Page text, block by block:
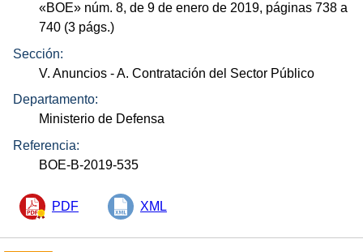
«BOE» núm. 8, de 9 de enero de 2019, páginas 738 a
740 (3 págs.)
Sección:
V. Anuncios - A. Contratación del Sector Público
Departamento:
Ministerio de Defensa
Referencia:
BOE-B-2019-535
PDF XML